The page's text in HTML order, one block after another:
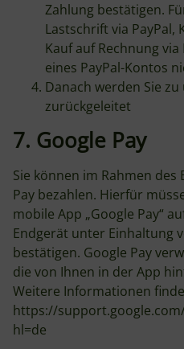
Zahlung bestätigen.
Lastschrift via PayPal,
Kauf auf Rechnung
eines PayPal-Kontos
Danach werden Sie
zurückgeleitet
7. Google Pay
Sie können im Rahmen
Pay bezahlen. Hierfür
mobile App „Google Pay“
Endgerät unter Einhaltung
bestätigen. Google Pay
die von Ihnen in der App
Weitere Informationen
https://
hl=de